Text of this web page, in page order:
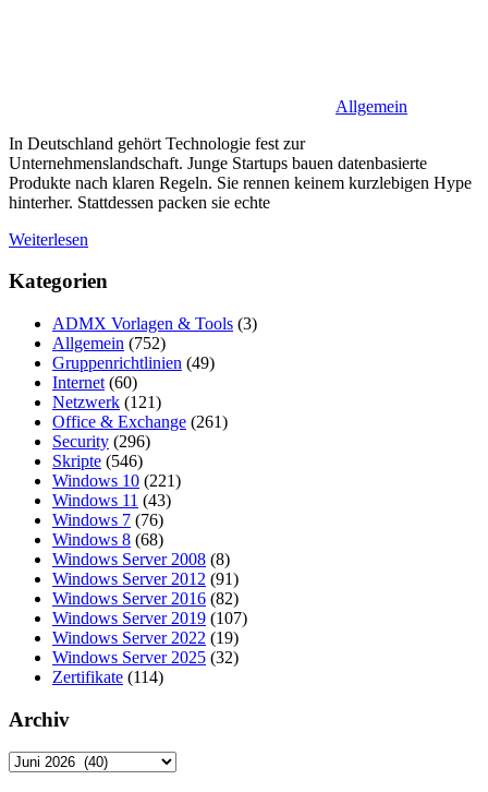
Allgemein
In Deutschland gehört Technologie fest zur
Unternehmenslandschaft. Junge Startups bauen datenbasierte
Produkte nach klaren Regeln. Sie rennen keinem kurzlebigen Hype
hinterher. Stattdessen packen sie echte
Weiterlesen
Kategorien
ADMX Vorlagen & Tools (3)
Allgemein (752)
Gruppenrichtlinien (49)
Internet (60)
Netzwerk (121)
Office & Exchange (261)
Security (296)
Skripte (546)
Windows 10 (221)
Windows 11 (43)
Windows 7 (76)
Windows 8 (68)
Windows Server 2008 (8)
Windows Server 2012 (91)
Windows Server 2016 (82)
Windows Server 2019 (107)
Windows Server 2022 (19)
Windows Server 2025 (32)
Zertifikate (114)
Archiv
Archiv